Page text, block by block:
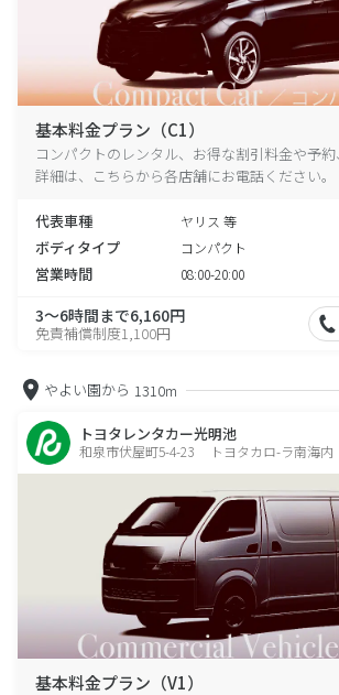
基本料金プラン（C1）
コンパクトのレンタル、お得な割引料金や予
詳細は、こちらから各店舗にお電話ください。
代表車種 ヤリス 等
ボディタイプ コンパクト
営業時間 08:00-20:00
3～6時間まで6,160円
免責補償制度1,100円
やよい園から 1310m
トヨタレンタカー光明池
和泉市伏屋町5-4-23 トヨタカロ-ラ南海内
基本料金プラン（V1）